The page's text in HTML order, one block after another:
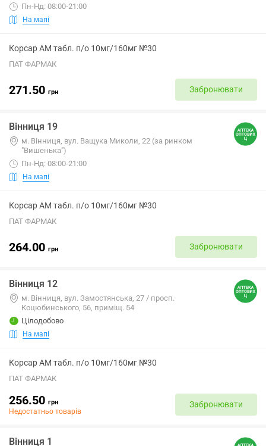
Пн-Нд: 08:00-21:00
На мапі
Корсар АМ табл. п/о 10мг/160мг №30
ПАТ ФАРМАК
271.50 грн Забронювати
Вінниця 19
м. Вінниця, вул. Ващука Миколи, 22 (за ринком
"Вишенька")
Пн-Нд: 08:00-21:00
На мапі
Корсар АМ табл. п/о 10мг/160мг №30
ПАТ ФАРМАК
264.00 грн Забронювати
Вінниця 12
м. Вінниця, вул. Замостянська, 27 / просп.
Коцюбинського, 56, приміщ. 54
Цілодобово
На мапі
Корсар АМ табл. п/о 10мг/160мг №30
ПАТ ФАРМАК
256.50 грн
Недостатньо товарів
Забронювати
Вінниця 1